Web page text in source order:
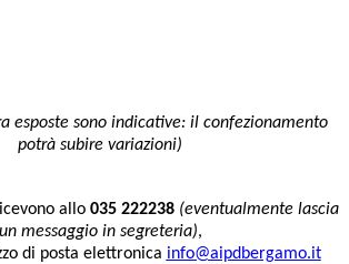
esposte sono indicative: il confezionamento
potrà subire variazioni)
allo 035 222238 (eventualmente lascia
un messaggio in segreteria),
di posta elettronica info@aipdbergamo.it